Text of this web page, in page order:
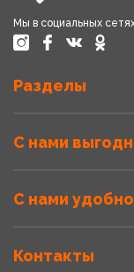
Мы в социальных
Разделы
С нами
С нами удобно
Контакты